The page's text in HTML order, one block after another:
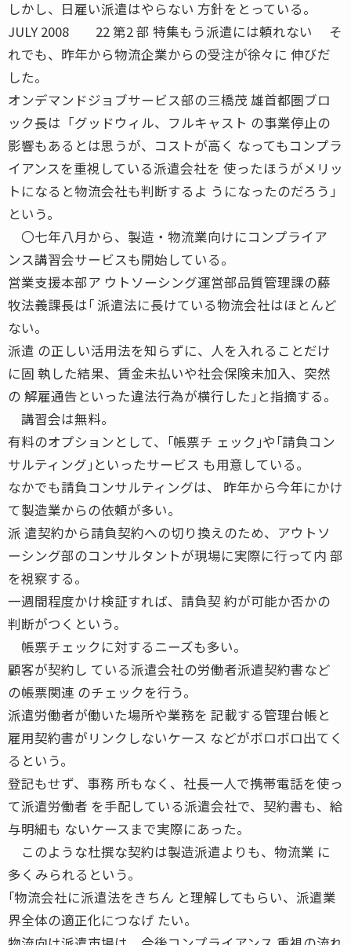
しかし、日雇い派遣はやらない 方針をとっている。
JULY 2008 22 第2 部 特集もう派遣には頼れない そ
れでも、昨年から物流企業からの受注が徐々に 伸びだ
した。
オンデマンドジョブサービス部の三橋茂 雄首都圏ブロ
ック長は「グッドウィル、フルキャスト の事業停止の
影響もあるとは思うが、コストが高く なってもコンプラ
イアンスを重視している派遣会社を 使ったほうがメリッ
トになると物流会社も判断するよ うになったのだろう」
という。
〇七年八月から、製造・物流業向けにコンプライア
ンス講習会サービスも開始している。
営業支援本部ア ウトソーシング運営部品質管理課の藤
牧法義課長は｢ 派遣法に長けている物流会社はほとんど
ない。
派遣 の正しい活用法を知らずに、人を入れることだけ
に固 執した結果、賃金未払いや社会保険未加入、突然
の 解雇通告といった違法行為が横行した｣と指摘する。
講習会は無料。
有料のオプションとして、｢帳票チ ェック｣や｢請負コン
サルティング｣といったサービス も用意している。
なかでも請負コンサルティングは、 昨年から今年にかけ
て製造業からの依頼が多い。
派 遣契約から請負契約への切り換えのため、アウトソ
ーシング部のコンサルタントが現場に実際に行って内 部
を視察する。
一週間程度かけ検証すれば、請負契 約が可能か否かの
判断がつくという。
帳票チェックに対するニーズも多い。
顧客が契約し ている派遣会社の労働者派遣契約書など
の帳票関連 のチェックを行う。
派遣労働者が働いた場所や業務を 記載する管理台帳と
雇用契約書がリンクしないケース などがボロボロ出てく
るという。
登記もせず、事務 所もなく、社長一人で携帯電話を使っ
て派遣労働者 を手配している派遣会社で、契約書も、給
与明細も ないケースまで実際にあった。
このような杜撰な契約は製造派遣よりも、物流業 に
多くみられるという。
｢物流会社に派遣法をきちん と理解してもらい、派遣業
界全体の適正化につなげ たい。